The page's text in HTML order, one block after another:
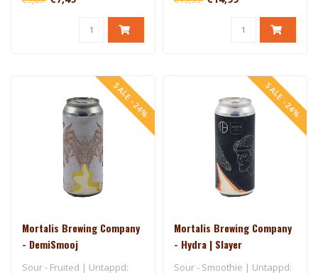
SALE -24%
Mortalis Brewing Company
- DemiSmooj
Sour - Fruited | Untappd:
SALE -24%
Mortalis Brewing Company
- Hydra | Slayer
Sour - Smoothie | Untappd: